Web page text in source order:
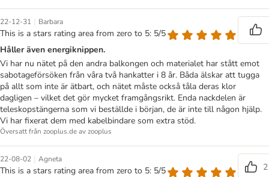
22-12-31 | Barbara
This is a stars rating area from zero to 5: 5/5
Håller även energiknippen.
Vi har nu nätet på den andra balkongen och materialet har stått emot
sabotageförsöken från våra två hankatter i 8 år. Båda älskar att tugga
på allt som inte är ätbart, och nätet måste också tåla deras klor
dagligen – vilket det gör mycket framgångsrikt. Enda nackdelen är
teleskopstängerna som vi beställde i början, de är inte till någon hjälp.
Vi har fixerat dem med kabelbindare som extra stöd.
Översatt från zooplus.de av zooplus
22-08-02 | Agneta
This is a stars rating area from zero to 5: 5/5 2